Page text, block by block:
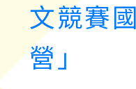
文競賽
營」